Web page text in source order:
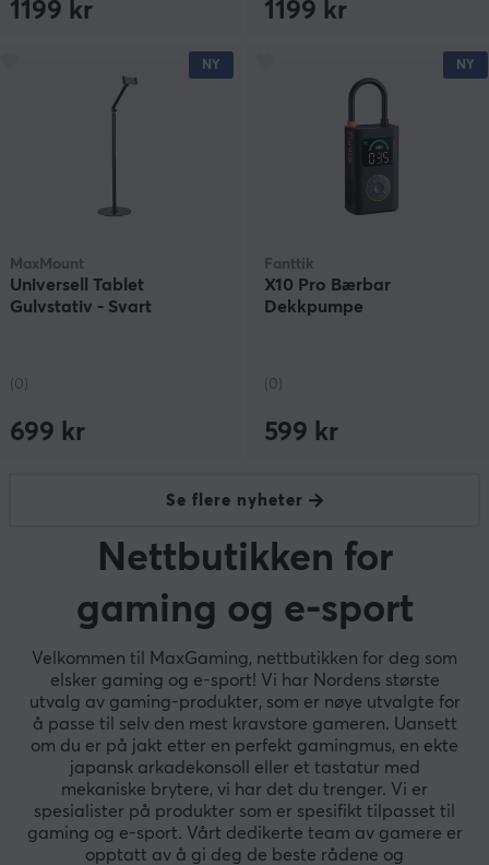
1199 kr 1199 kr
NY
MaxMount
Universell Tablet
Gulvstativ - Svart
(0)
699 kr
NY
Fanttik
X10 Pro Bærbar
Dekkpumpe
(0)
599 kr
Se flere nyheter
Nettbutikken for
gaming og e-sport
Velkommen til MaxGaming, nettbutikken for deg som
elsker gaming og e-sport! Vi har Nordens største
utvalg av gaming-produkter, som er nøye utvalgte for
å passe til selv den mest kravstore gameren. Uansett
om du er på jakt etter en perfekt gamingmus, en ekte
japansk arkadekonsoll eller et tastatur med
mekaniske brytere, vi har det du trenger. Vi er
spesialister på produkter som er spesifikt tilpasset til
gaming og e-sport. Vårt dedikerte team av gamere er
opptatt av å gi deg de beste rådene og